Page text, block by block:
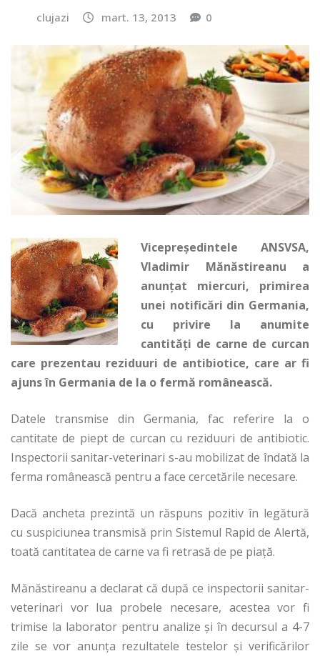
clujazi mart. 13, 2013 0
Vicepreședintele ANSVSA,
Vladimir Mănăstireanu a
anunțat miercuri, primirea
unei notificări din Germania,
cu privire la anumite
cantități de carne de curcan
care prezentau reziduuri de antibiotice, care ar fi
ajuns în Germania de la o fermă românească.
Datele transmise din Germania, fac referire la o
cantitate de piept de curcan cu reziduuri de antibiotic.
Inspectorii sanitar-veterinari s-au mobilizat de îndată la
ferma românească pentru a face cercetările necesare.
Dacă ancheta prezintă un răspuns pozitiv în legătură
cu suspiciunea transmisă prin Sistemul Rapid de Alertă,
toată cantitatea de carne va fi retrasă de pe piață.
Mănăstireanu a declarat că după ce inspectorii sanitar-
veterinari vor lua probele necesare, acestea vor fi
trimise la laborator pentru analize și în decursul a 4-7
zile se vor anunța rezultatele testelor și verificărilor